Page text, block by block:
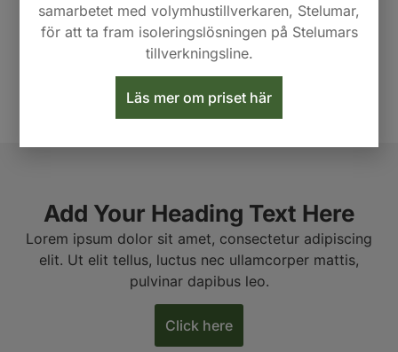
Add Your Heading Text Here
Lorem ipsum dolor sit amet, consectetur adipiscing
elit. Ut elit tellus, luctus nec ullamcorper mattis,
pulvinar dapibus leo.
Click here
samarbetet med volymhustillverkaren, Stelumar,
för att ta fram isoleringslösningen på Stelumars
tillverkningsline.
Läs mer om priset här